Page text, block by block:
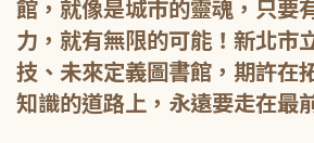
館，就像是城市的靈魂，只要
力，就有無限的可能！新北市
技、未來定義圖書館，期許在
知識的道路上，永遠要走在最